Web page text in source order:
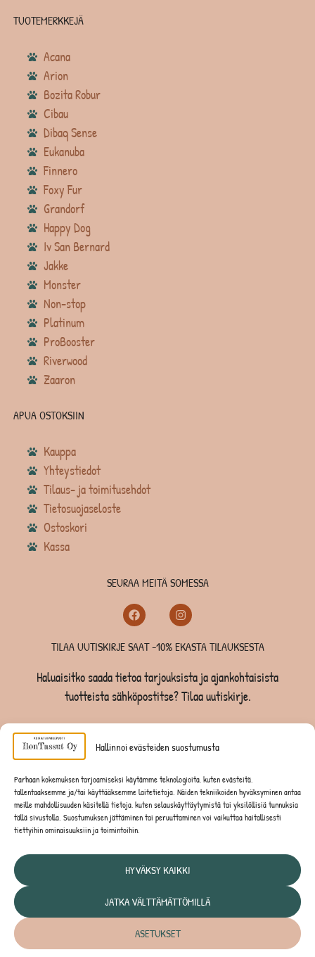
Hallinnoi evästeiden suostumusta
Parhaan kokemuksen tarjoamiseksi käytämme teknologioita, kuten evästeitä,
tallentaaksemme ja/tai käyttääksemme laitetietoja. Näiden tekniikoiden hyväksyminen antaa
meille mahdollisuuden käsitellä tietoja, kuten selauskäyttäytymistä tai yksilöllisiä tunnuksia
tällä sivustolla. Suostumuksen jättäminen tai peruuttaminen voi vaikuttaa haitallisesti
tiettyihin ominaisuuksiin ja toimintoihin.
HYVÄKSY KAIKKI
JATKA VÄLTTÄMÄTTÖMILLÄ
ASETUKSET
TUOTEMERKKEJÄ
Acana
Arion
Bozita Robur
Cibau
Dibaq Sense
Eukanuba
Finnero
Foxy Fur
Grandorf
Happy Dog
Iv San Bernard
Jakke
Monster
Non-stop
Platinum
ProBooster
Riverwood
Zaaron
APUA OSTOKSIIN
Kauppa
Yhteystiedot
Tilaus- ja toimitusehdot
Tietosuojaseloste
Ostoskori
Kassa
SEURAA MEITÄ SOMESSA
TILAA UUTISKIRJE SAAT -10% EKASTA TILAUKSESTA
Haluaisitko saada tietoa tarjouksista ja ajankohtaisista
tuotteista sähköpostitse? Tilaa uutiskirje.
TILAA UUTISKIRJE -SAAT -10% EKASTA TILAUKSESTA
KISSOILLE
JYRSIJÖILLE